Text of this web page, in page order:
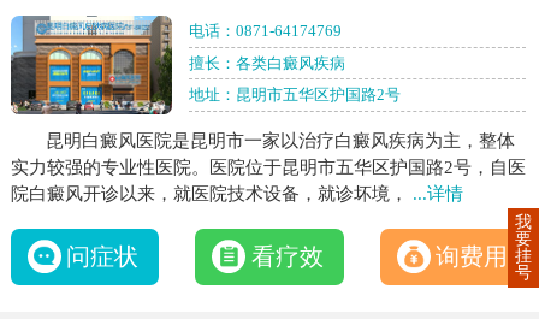
电话： 0871-64174769
擅长：各类白癜风疾病
地址：昆明市五华区护国路2号
昆明白癜风医院是昆明市一家以治疗白癜风疾病为主，整体
实力较强的专业性医院。医院位于昆明市五华区护国路2号，自医
院白癜风开诊以来，就医院技术设备，就诊坏境， ...详情
问症状 看疗效 询费用
我
要
挂
号